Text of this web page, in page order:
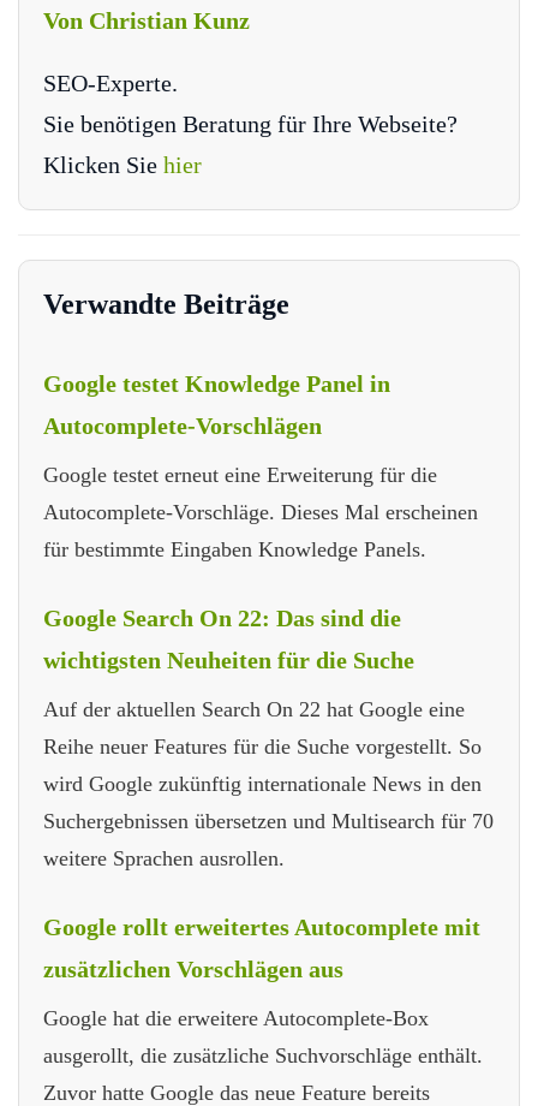
Von Christian Kunz
SEO-Experte.
Sie benötigen Beratung für Ihre Webseite?
Klicken Sie hier
Verwandte Beiträge
Google testet Knowledge Panel in
Autocomplete-Vorschlägen
Google testet erneut eine Erweiterung für die
Autocomplete-Vorschläge. Dieses Mal erscheinen
für bestimmte Eingaben Knowledge Panels.
Google Search On 22: Das sind die
wichtigsten Neuheiten für die Suche
Auf der aktuellen Search On 22 hat Google eine
Reihe neuer Features für die Suche vorgestellt. So
wird Google zukünftig internationale News in den
Suchergebnissen übersetzen und Multisearch für 70
weitere Sprachen ausrollen.
Google rollt erweitertes Autocomplete mit
zusätzlichen Vorschlägen aus
Google hat die erweitere Autocomplete-Box
ausgerollt, die zusätzliche Suchvorschläge enthält.
Zuvor hatte Google das neue Feature bereits